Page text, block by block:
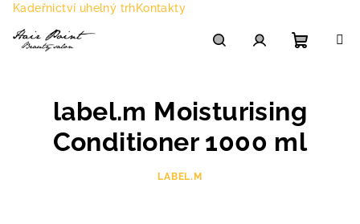
Přejít
obsah
Kadeřnictví uhelný trhKontakty
košík
label.m Moisturising
Conditioner 1000 ml
LABEL.M